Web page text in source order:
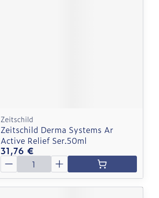
Zeitschild
Zeitschild Derma Systems Ar
Active Relief Ser.50ml
31,76 €
Quantité